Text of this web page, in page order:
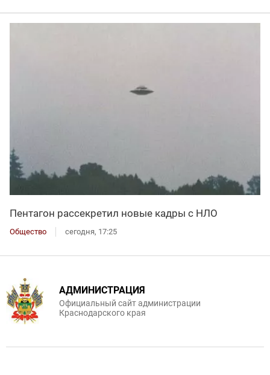
Пентагон рассекретил новые кадры с НЛО
Общество сегодня, 17:25
АДМИНИСТРАЦИЯ
Официальный сайт администрации
Краснодарского края